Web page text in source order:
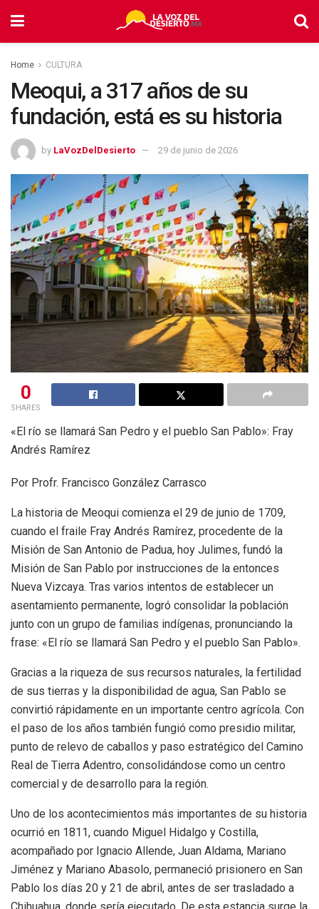
Home CULTURA
Meoqui, a 317 años de su
fundación, está es su historia
by LaVozDelDesierto 29 de junio de 2026
0
SHARES
«El río se llamará San Pedro y el pueblo San Pablo»: Fray
Andrés Ramírez
Por Profr. Francisco González Carrasco
La historia de Meoqui comienza el 29 de junio de 1709,
cuando el fraile Fray Andrés Ramírez, procedente de la
Misión de San Antonio de Padua, hoy Julimes, fundó la
Misión de San Pablo por instrucciones de la entonces
Nueva Vizcaya. Tras varios intentos de establecer un
asentamiento permanente, logró consolidar la población
junto con un grupo de familias indígenas, pronunciando la
frase: «El río se llamará San Pedro y el pueblo San Pablo».
Gracias a la riqueza de sus recursos naturales, la fertilidad
de sus tierras y la disponibilidad de agua, San Pablo se
convirtió rápidamente en un importante centro agrícola. Con
el paso de los años también fungió como presidio militar,
punto de relevo de caballos y paso estratégico del Camino
Real de Tierra Adentro, consolidándose como un centro
comercial y de desarrollo para la región.
Uno de los acontecimientos más importantes de su historia
ocurrió en 1811, cuando Miguel Hidalgo y Costilla,
acompañado por Ignacio Allende, Juan Aldama, Mariano
Jiménez y Mariano Abasolo, permaneció prisionero en San
Pablo los días 20 y 21 de abril, antes de ser trasladado a